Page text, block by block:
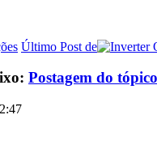
Último Post de
Postagem do